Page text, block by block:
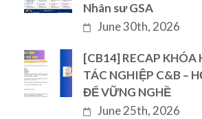
Nhân sư GSA
June 30th, 2026
[CB14] RECAP KHÓA
TÁC NGHIỆP C&B –
ĐỂ VỮNG NGHỀ
June 25th, 2026